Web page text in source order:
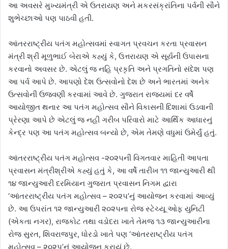
આ અવસરે મુખ્યમંત્રી એ ઉતરાયણ અને મકરસંક્રાંતિના પર્વની સૌને
શુભેચ્છાઓ પણ પાઠવી હતી.
આંતરરાષ્ટ્રીય પતંગ મહોત્સવમાં સ્વાગત પ્રવચન કરતા પ્રવાસન
મંત્રી શ્રી મૂળુભાઈ બેરાએ કહ્યું કે, ઉત્તરાયણ એ સૂર્યની ઉપાસના
કરવાનો અવસર છે. એટલું જ નહિ પ્રકૃતિ અને પ્રગતિનો સંદેશ પણ
આ પર્વ આપે છે. આપણો દેશ ઉત્સવોનો દેશ છે અને ભારતમાં અનેક
ઉત્સવોની ઉજવણી કરવામાં આવે છે. ગુજરાત રાજયમાં દર વર્ષે
આયોજીત થનાર આ પતંગ મહોત્સવ સૌને વિકાસની દિશામાં ઉડવાની
પ્રેરણા આપે છે એટલું જ નહી ગરીબ પરિવારો માટે આર્થિક આધારનું
કેન્દ્ર પણ આ પતંગ મહોત્સવ બન્યો છે, એમ તેમણે વધુમાં ઉમેર્યું હતું.
આંતરરાષ્ટ્રીય પતંગ મહોત્સવ -૨૦૨૫ની વિગતવાર માહિતી આપતા
પ્રવાસન મંત્રીશ્રીએ કહ્યું હતું કે, આ વર્ષે તારીખ ૧૧ જાન્યુઆરી થી
૧૪ જાન્યુઆરી દરમિયાન ગુજરાત પ્રવાસન નિગમ દ્વારા
‘આંતરરાષ્ટ્રીય પતંગ મહોત્સવ – ૨૦૨૫’નું આયોજન કરવામાં આવ્યું
છે. આ ઉપરાંત ૧૨ જાન્યુઆરી ૨૦૨૫ના રોજ સ્ટેચ્યૂ ઓફ યુનિટી
(એકતા નગર), રાજકોટ તથા વડોદરા ખાતે તેમજ ૧૩ જાન્યુઆરીના
રોજ સુરત, શિવરાજપુર, ધોરડો ખાતે પણ ‘આંતરરાષ્ટ્રીય પતંગ
મહોત્સવ – ૨૦૨૫’નું આયોજન કરાયું છે.